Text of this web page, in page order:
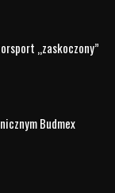
„zaskoczony”
Budmex